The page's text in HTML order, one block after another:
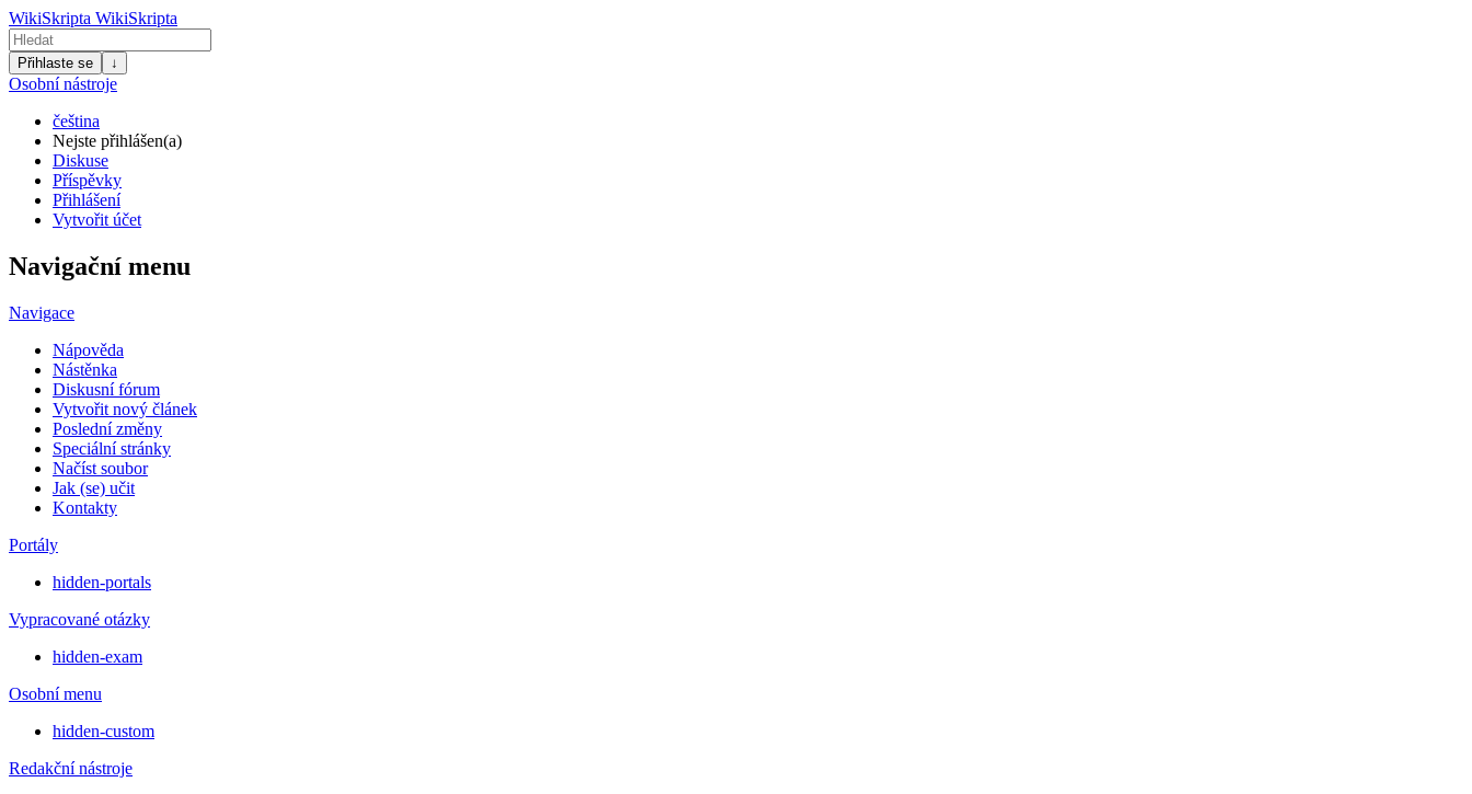
WikiSkripta WikiSkripta
Přihlaste se ↓
Osobní nástroje
čeština
Nejste přihlášen(a)
Diskuse
Příspěvky
Přihlášení
Vytvořit účet
Navigační menu
Navigace
Nápověda
Nástěnka
Diskusní fórum
Vytvořit nový článek
Poslední změny
Speciální stránky
Načíst soubor
Jak (se) učit
Kontakty
Portály
hidden-portals
Vypracované otázky
hidden-exam
Osobní menu
hidden-custom
Redakční nástroje